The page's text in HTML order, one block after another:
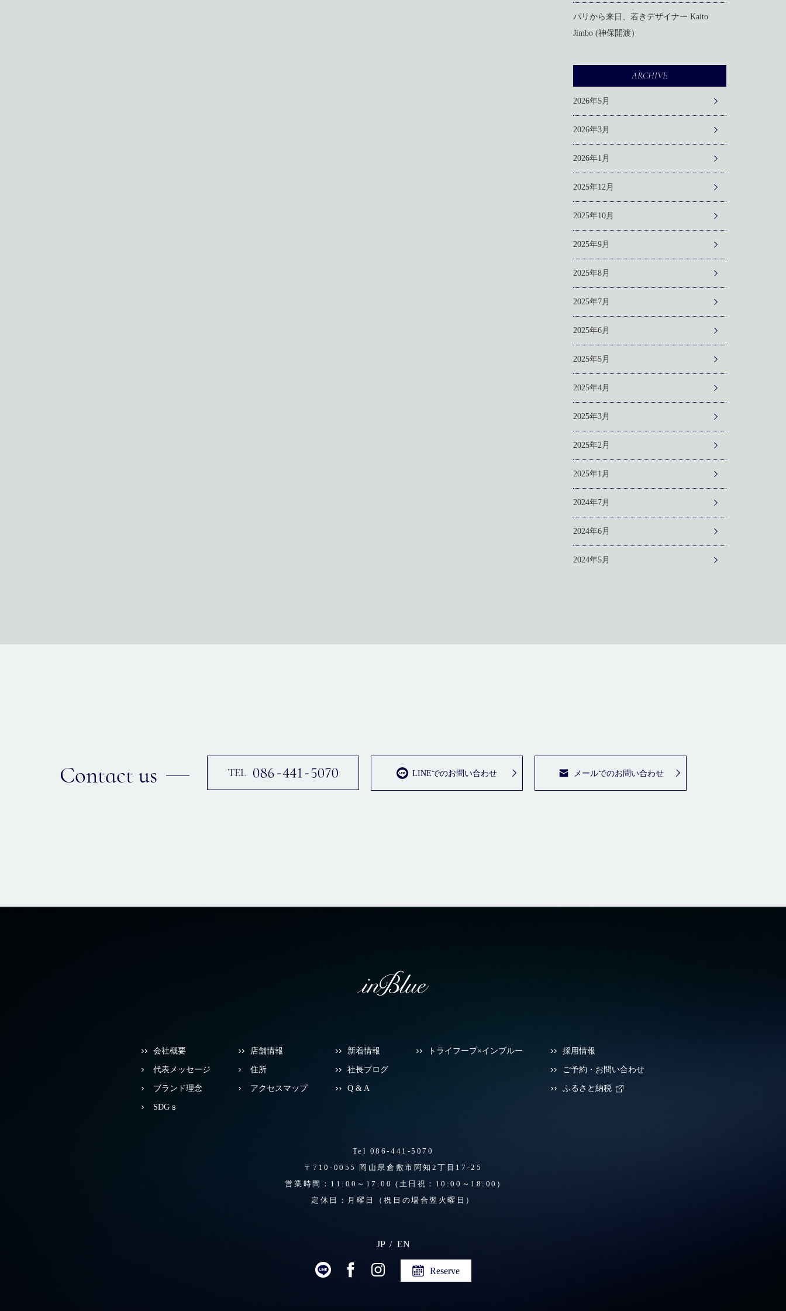
パリから来日、若きデザイナー Kaito
Jimbo (神保開渡）
ARCHIVE
2026年5月
2026年3月
2026年1月
2025年12月
2025年10月
2025年9月
2025年8月
2025年7月
2025年6月
2025年5月
2025年4月
2025年3月
2025年2月
2025年1月
2024年7月
2024年6月
2024年5月
Contact us LINEでのお問い合わせ メールでのお問い合わせ
会社概要
代表メッセージ
ブランド理念
SDGｓ
店舗情報
住所
アクセスマップ
新着情報
社長ブログ
Q & A
トライフープ×インブルー 採用情報
ご予約・お問い合わせ
ふるさと納税
Tel 086-441-5070
〒710-0055 岡山県倉敷市阿知2丁目17-25
営業時間：11:00～17:00 (土日祝：10:00～18:00)
定休日：月曜日（祝日の場合翌火曜日）
JP EN
Reserve